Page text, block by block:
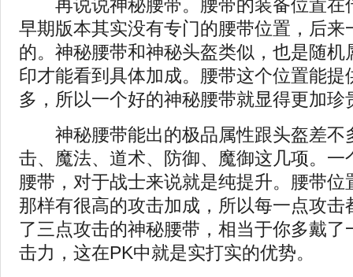
再说说神秘腰带。腰带的装备位置在
早期版本其实没有专门的腰带位置，后来
的。神秘腰带和神秘头盔类似，也是随机
印才能看到具体加成。腰带这个位置能提
多，所以一个好的神秘腰带就显得更加珍
神秘腰带能出的极品属性跟头盔差不
击、魔法、道术、防御、魔御这几项。一
腰带，对于战士来说就是纯提升。腰带位
那样有很高的攻击加成，所以每一点攻击
了三点攻击的神秘腰带，相当于你多戴了
击力，这在PK中就是实打实的优势。